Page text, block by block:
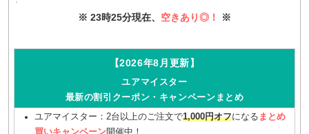
※ 23時25分現在、 空きあり◎！ ※
【2026年8月更新】
ユアマイスター
最新の割引クーポン・キャンペーンまとめ
ユアマイスター：2台以上のご注文で1,000円オフになる まとめ